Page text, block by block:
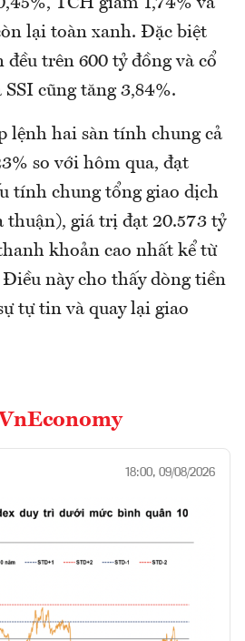
TCH giảm 1,74% và
lại toàn xanh. Đặc biệt
trên 600 tỷ đồng và cổ
SSI cũng tăng 3,84%.
lệnh hai sàn tính chung cả
so với hôm qua, đạt
tính chung tổng giao dịch
thuận), giá trị đạt 20.573 tỷ
khoản cao nhất kể từ
này cho thấy dòng tiền
tự tin và quay lại giao
18:00, 09/08/2026